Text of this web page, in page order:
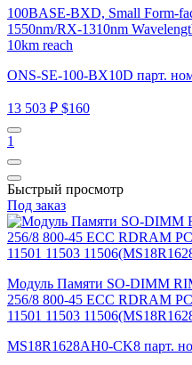
100BASE-BXD, Small Form-
1550nm/RX-1310nm
10km reach
ONS-SE-100-BX10D парт.
13 503 ₽ $160
1
Быстрый просмотр
Под заказ
Модуль Памяти SO-DIMM
256/8 800-45 ECC RDRAM
11501 11503
MS18R1628AH0-CK8 парт.